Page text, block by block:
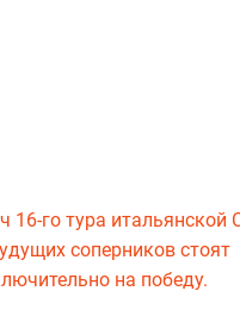
го тура итальянской
соперников стоят
на победу.